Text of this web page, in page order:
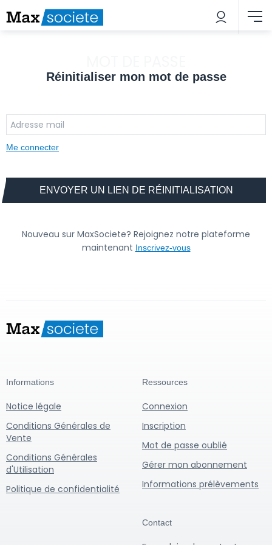
Réinitialiser mon mot de passe
Me connecter
ENVOYER UN LIEN DE RÉINITIALISATION
Nouveau sur MaxSociete? Rejoignez notre plateforme
maintenant Inscrivez-vous
Informations
Notice légale
Conditions Générales de
Vente
Conditions Générales
d'Utilisation
Politique de confidentialité
Ressources
Connexion
Inscription
Mot de passe oublié
Gérer mon abonnement
Informations prélèvements
Contact